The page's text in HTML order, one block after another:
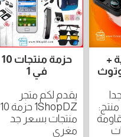
+
حزمة منتجات 10
في 1
يقدم لكم متجر
1ShopDZ حزمة 10
منتجات بسعر جد
مغري